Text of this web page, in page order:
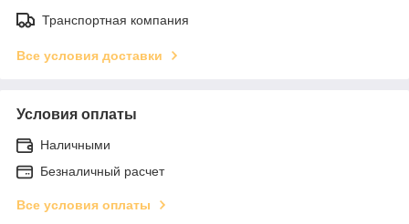
Транспортная компания
Все условия доставки
Условия оплаты
Наличными
Безналичный расчет
Все условия оплаты